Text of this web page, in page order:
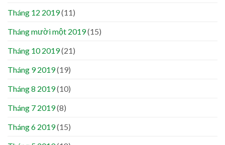
Tháng 12 2019(11)
Tháng mười một 2019(15)
Tháng 10 2019(21)
Tháng 9 2019(19)
Tháng 8 2019(10)
Tháng 7 2019(8)
Tháng 6 2019(15)